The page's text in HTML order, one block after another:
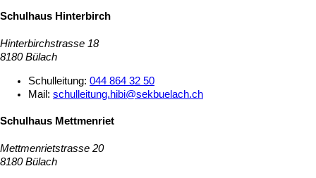
Schulhaus Hinterbirch
Hinterbirchstrasse 18
8180 Bülach
Schulleitung: 044 864 32 50
Mail: schulleitung.hibi@sekbuelach.ch
Schulhaus Mettmenriet
Mettmenrietstrasse 20
8180 Bülach